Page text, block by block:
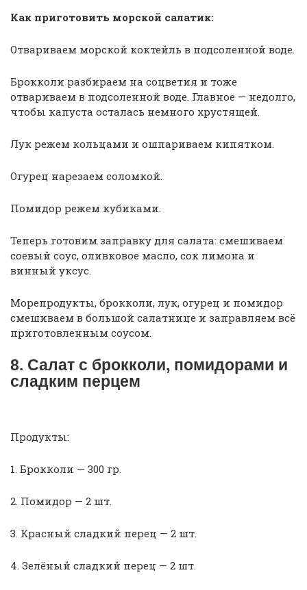
Как приготовить морской салатик:
Отвариваем морской коктейль в подсоленной воде.
Брокколи разбираем на соцветия и тоже
отвариваем в подсоленной воде. Главное — недолго,
чтобы капуста осталась немного хрустящей.
Лук режем кольцами и ошпариваем кипятком.
Огурец нарезаем соломкой.
Помидор режем кубиками.
Теперь готовим заправку для салата: смешиваем
соевый соус, оливковое масло, сок лимона и
винный уксус.
Морепродукты, брокколи, лук, огурец и помидор
смешиваем в большой салатнице и заправляем всё
приготовленным соусом.
8. Салат с брокколи, помидорами и
сладким перцем
Продукты:
1. Брокколи — 300 гр.
2. Помидор — 2 шт.
3. Красный сладкий перец — 2 шт.
4. Зелёный сладкий перец — 2 шт.